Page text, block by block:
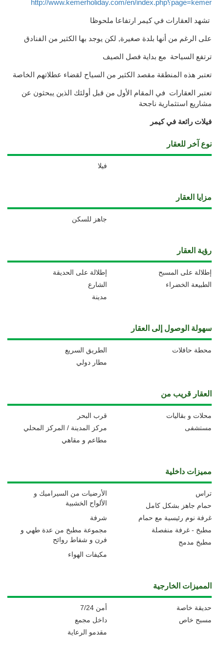
http://www.kemerholiday.com/en/index.php؟page=kemer
تشهد العقارات في كيمر ارتفاعا ملحوظا
على الرغم من أنها بلدة صغيرة, لكن يوجد بها الكثير من الفنادق
ترتفع السياحة مع بداية فصل الصيف
تعتبر هذه المنطقة مقصد الكثير من السياح لقضاء عطلاتهم الخاصة
تعتبر العقارات في المقام الأول من قبل أولئك الذين يبحثون عن
مشاريع استثمارية ناجحة
فيلات رائعة في كيمر
نوع آخر للعقار
فيلا
مزايا العقار
جاهز للسكن
رؤية العقار
إطلالة على الحديقة
إطلالة على المسبح
الشارع
الطبيعة الخضراء
مدينة
سهولة الوصول إلى العقار
الطريق السريع
محطة حافلات
مطار دولي
العقار قريب من
قرب البحر
محلات و بقاليات
مركز المدينة / المركز المحلي
مستشفى
مطاعم و مقاهي
مميزات داخلية
الأرضيات من السيراميك و
الألواح الخشبية
تراس
حمام جاهز بشكل كامل
شرفة
غرفة نوم رئيسية مع حمام
مجموعة مطبخ من عدة طهي و
فرن و شفاط روائح
مطبخ - غرفة منفصلة
مطبخ مدمج
مكيفات الهواء
المميزات الخارجية
أمن 7/24
حديقة خاصة
داخل مجمع
مسبح خاص
مقدمو الرعاية